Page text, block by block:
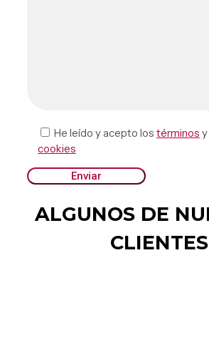
He leído y acepto los términos y
cookies
ALGUNOS DE
CLIENTES